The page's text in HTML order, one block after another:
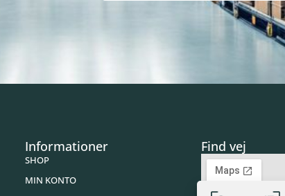
Informationer
SHOP
MIN KONTO
Find vej